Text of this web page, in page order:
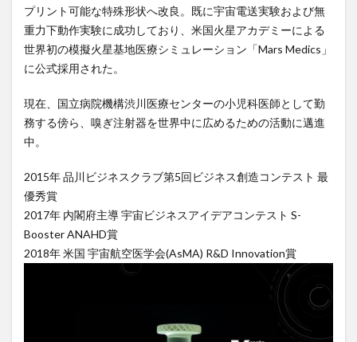
プリント可能な特殊形状へ改良。既に宇宙電送実験および無
重力下動作実験に成功しており、米国火星アカデミーによる
世界初の模擬火星基地医療シミュレーション「Mars Medics」
に公式採用された。
現在、国立病院機構渋川医療センターの小児科医師として勤
務する傍ら、嗅ぎ注射器を世界中に広めるための活動に邁進
中。
2015年 品川ビジネスクラブ第5回ビジネス創造コンテスト 最
優秀賞
2017年 内閣府主導 宇宙ビジネスアイデアコンテスト S-
Booster ANAHD賞
2018年 米国 宇宙航空医学会(AsMA) R&D Innovation賞